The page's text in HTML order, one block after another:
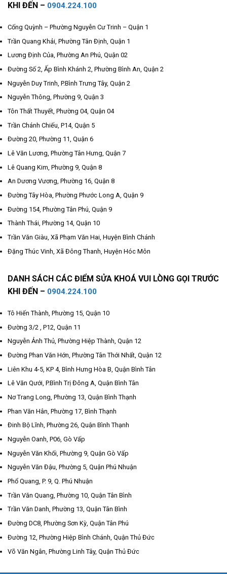
KHI ĐẾN – 0904.224.100
Cống Quỳnh – Phường Nguyễn Cư Trinh – Quận 1
Trần Quang Khải, Phường Tân Định, Quận 1
Lương Định Của, Phường An Phú, Quận 02
Đường Số 2, Ấp Bình Khánh 2, Phường Bình An, Quận 2
Nguyễn Duy Trinh, P.Bình Trưng Tây, Quận 2
Nguyễn Thông, Phường 9, Quận 3
Tôn Thất Thuyết, Phường 04, Quận 04
Trần Chánh Chiếu, P14, Quận 5
Đường 20, Phường 11, Quận 6
Lê Văn Lương, Phường Tân Hưng, Quận 7
Lê Quang Kim, Phường 9, Quận 8
An Dương Vương, Phường 16, Quận 8
Đường Tây Hòa, Phường Phước Long A, Quận 9
Đường 154, Phường Tân Phú, Quận 9
Thành Thái, Phường 14, Quận 10
Trần Văn Giàu, Xã Phạm Văn Hai, Huyện Bình Chánh
Đặng Thúc Vinh, Xã Đông Thanh, Huyện Hóc Môn
DANH SÁCH CÁC ĐIỂM SỬA KHOÁ VUI LÒNG GỌI TRƯỚC
KHI ĐẾN – 0904.224.100
Tô Hiến Thành, Phường 15, Quận 10
Đường 3/2 , P12, Quận 11
Nguyễn Ảnh Thủ, Phường Hiệp Thành, Quận 12
Đường Phan Văn Hớn, Phường Tân Thới Nhất, Quận 12
Liên Khu 4-5, KP 4, Bình Hưng Hòa B, Quận Bình Tân
Lê Văn Qưới, P.Bình Trị Đông A, Quận Bình Tân
Nơ Trang Long, Phường 13, Quận Bình Thạnh
Phan Văn Hân, Phường 17, Bình Thạnh
Đinh Bộ Lĩnh, Phường 26, Quận Bình Thạnh
Nguyễn Oanh, P06, Gò Vấp
Nguyễn Văn Khối, Phường 9, Quận Gò Vấp
Nguyễn Văn Đậu, Phường 5, Quận Phú Nhuận
Phổ Quang, P. 9, Q. Phú Nhuận
Trần Văn Quang, Phường 10, Quận Tân Bình
Trần Văn Danh, Phường 13, Quận Tân Bình
Đường DC8, Phường Sơn Kỳ, Quận Tân Phú
Đường 12, Phường Hiệp Bình Chánh, Quận Thủ Đức
Võ Văn Ngân, Phường Linh Tây, Quận Thủ Đức